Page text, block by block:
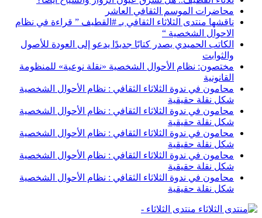
محاضرات الموسم الثقافي العاشر
ناقشها منتدى الثلاثاء الثقافي بـ #القطيف ” قراءة في نظام
الاحوال الشخصية “
الكاتب الحميدي يصدر كتابًا جديدًا يدعو إلى العودة للأصول
والثوابت
مختصون: نظام الأحوال الشخصية «نقلة نوعية» للمنظومة
القانونية
محامون في ندوة الثلاثاء الثقافي : نظام الأحوال الشخصية
شكل نقلة حقيقية
محامون في ندوة الثلاثاء الثقافي : نظام الأحوال الشخصية
شكل نقلة حقيقية
محامون في ندوة الثلاثاء الثقافي : نظام الأحوال الشخصية
شكل نقلة حقيقية
محامون في ندوة الثلاثاء الثقافي : نظام الأحوال الشخصية
شكل نقلة حقيقية
محامون في ندوة الثلاثاء الثقافي : نظام الأحوال الشخصية
شكل نقلة حقيقية
منتدى الثلاثاء -